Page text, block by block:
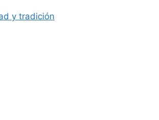
y tradición